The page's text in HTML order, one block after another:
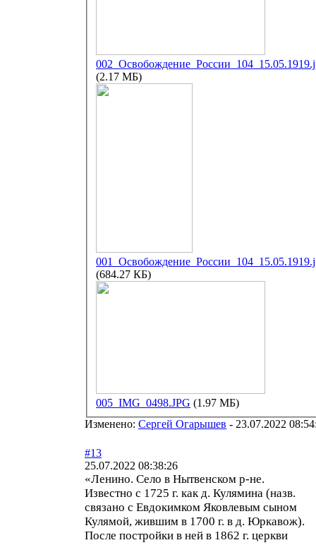
(2.17 МБ)
(684.27 КБ)
005_IMG_0498.JPG (1.97 МБ)
Изменено: Сергей Огарышев - 23.07.2022
#13
25.07.2022 08:38:26
«Ленино. Село в Нытвенском р-не.
Известно с 1725 г. как д. Кулямина (назв.
связано с Евдокимком Яковлевым сыном
Кулямой, жившим в 1700 г. в д. Юркавож).
После постройки в ней в 1862 г. церкви